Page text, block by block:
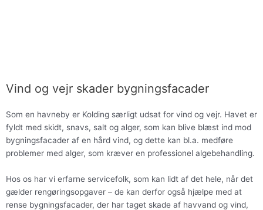
Vind og vejr skader bygningsfacader
Som en havneby er Kolding særligt udsat for vind og vejr. Havet er
fyldt med skidt, snavs, salt og alger, som kan blive blæst ind mod
bygningsfacader af en hård vind, og dette kan bl.a. medføre
problemer med alger, som kræver en professionel algebehandling.
Hos os har vi erfarne servicefolk, som kan lidt af det hele, når det
gælder rengøringsopgaver – de kan derfor også hjælpe med at
rense bygningsfacader, der har taget skade af havvand og vind,